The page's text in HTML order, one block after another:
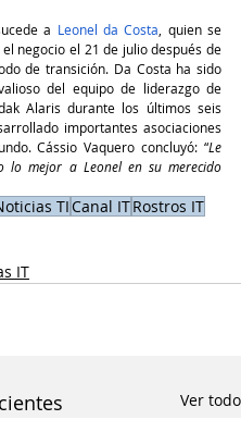
a Leonel da Costa , quien se
negocio el 21 de julio después de
de transición. Da Costa ha sido
del equipo de liderazgo de
Alaris durante los últimos seis
importantes asociaciones
Cássio Vaquero concluyó: “Le
lo mejor a Leonel en su merecido
TICanal ITRostros IT
IT
Ver todo